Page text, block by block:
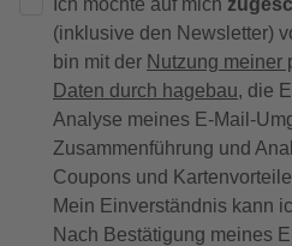
(inklusive den Newsletter)
bin mit der Nutzung meiner
Daten durch hagebau, die
Analyse meines E-Mail-
Zusammenführung und
Coupons und
Mein Einverständnis kann
Nach Bestätigung meines